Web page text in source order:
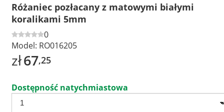
Różaniec pozłacany z matowymi białymi
koralikami 5mm
0
Model: RO016205
zł67,25
Dostępność natychmiastowa